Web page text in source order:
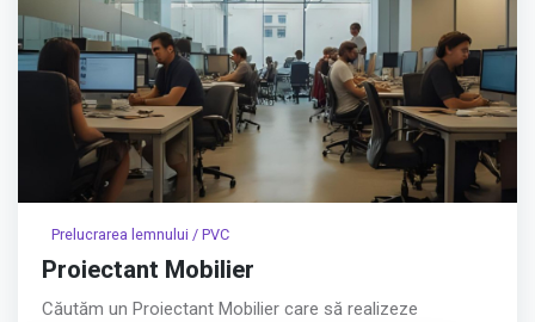
Prelucrarea lemnului / PVC
Proiectant Mobilier
Căutăm un Proiectant Mobilier care să realizeze